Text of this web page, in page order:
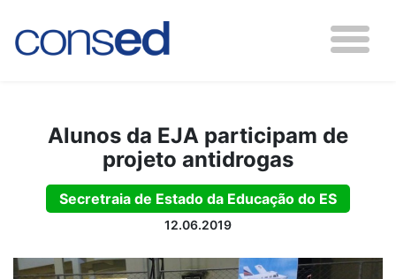
Alunos da EJA participam de
projeto antidrogas
Secretraia de Estado da Educação do ES
12.06.2019